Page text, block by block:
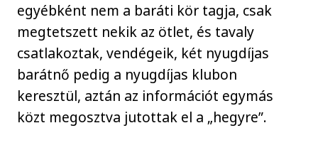
egyébként nem a baráti kör tagja, csak
megtetszett nekik az ötlet, és tavaly
csatlakoztak, vendégeik, két nyugdíjas
barátnő pedig a nyugdíjas klubon
keresztül, aztán az információt egymás
közt megosztva jutottak el a „hegyre”.